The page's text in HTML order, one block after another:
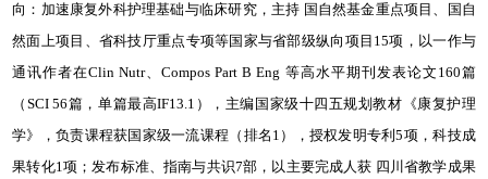
向：加速康复外科护理基础与临床研究，主持 国自然基金重点项目、国自
然面上项目、省科技厅重点专项等国家与省部级纵向项目15项，以一作与
通讯作者在Clin Nutr、Compos Part B Eng 等高水平期刊发表论文160篇
（SCI 56篇，单篇最高IF13.1），主编国家级十四五规划教材《康复护理
学》，负责课程获国家级一流课程（排名1），授权发明专利5项，科技成
果转化1项；发布标准、指南与共识7部，以主要完成人获 四川省教学成果